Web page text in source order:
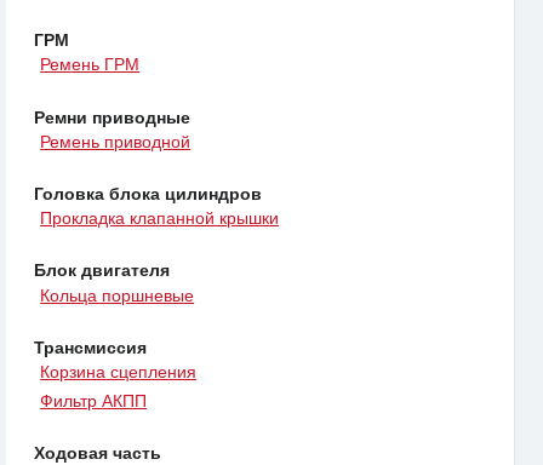
ГРМ
Ремень ГРМ
Ремни приводные
Ремень приводной
Головка блока цилиндров
Прокладка клапанной крышки
Блок двигателя
Кольца поршневые
Трансмиссия
Корзина сцепления
Фильтр АКПП
Ходовая часть